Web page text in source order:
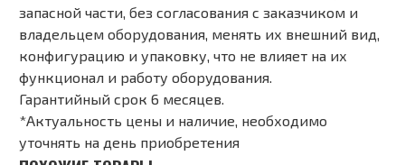
запасной части, без согласования с заказчиком и
владельцем оборудования, менять их внешний вид,
конфигурацию и упаковку, что не влияет на их
функционал и работу оборудования.
Гарантийный срок 6 месяцев.
*Актуальность цены и наличие, необходимо
уточнять на день приобретения